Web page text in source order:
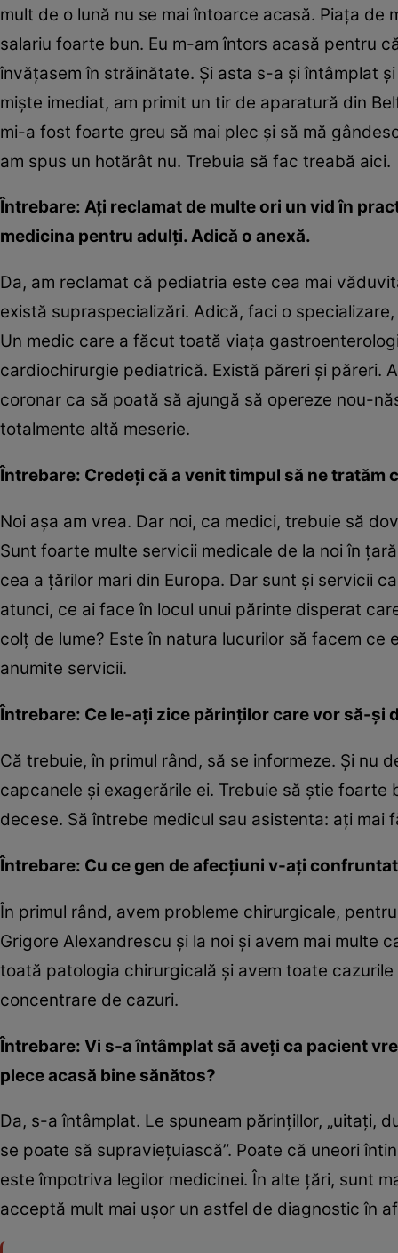
mult de o lună nu se mai întoarce acasă. Piaţa
salariu foarte bun. Eu m-am întors acasă pentru
învăţasem în străinătate. Şi asta s-a şi întâmplat
mişte imediat, am primit un tir de aparatură din
mi-a fost foarte greu să mai plec şi să mă
am spus un hotărât nu. Trebuia să fac treabă aici.
Întrebare: Aţi reclamat de multe ori un vid în
medicina pentru adulţi. Adică o anexă.
Da, am reclamat că pediatria este cea mai
există supraspecializări. Adică, faci o
Un medic care a făcut toată viaţa
cardiochirurgie pediatrică. Există păreri şi păreri.
coronar ca să poată să ajungă să opereze nou-
totalmente altă meserie.
Întrebare: Credeţi că a venit timpul să ne tratăm
Noi aşa am vrea. Dar noi, ca medici, trebuie să
Sunt foarte multe servicii medicale de la noi în
cea a ţărilor mari din Europa. Dar sunt şi servicii
atunci, ce ai face în locul unui părinte disperat
colţ de lume? Este în natura lucurilor să facem
anumite servicii.
Întrebare: Ce le-aţi zice părinţilor care vor să-şi
Că trebuie, în primul rând, să se informeze. Şi nu
capcanele şi exagerările ei. Trebuie să ştie
decese. Să întrebe medicul sau asistenta: aţi mai
Întrebare: Cu ce gen de afecţiuni v-aţi
În primul rând, avem probleme chirurgicale,
Grigore Alexandrescu şi la noi şi avem mai multe
toată patologia chirurgicală şi avem toate
concentrare de cazuri.
Întrebare: Vi s-a întâmplat să aveţi ca pacient
plece acasă bine sănătos?
Da, s-a întâmplat. Le spuneam părinţillor, „uitaţi,
se poate să supravieţuiască”. Poate că uneori
este împotriva legilor medicinei. În alte ţări, sunt
acceptă mult mai uşor un astfel de diagnostic în